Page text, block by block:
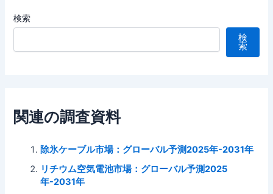
検索
検
索
関連の調査資料
除氷ケーブル市場：グローバル予測2025年-2031年
リチウム空気電池市場：グローバル予測2025
年-2031年